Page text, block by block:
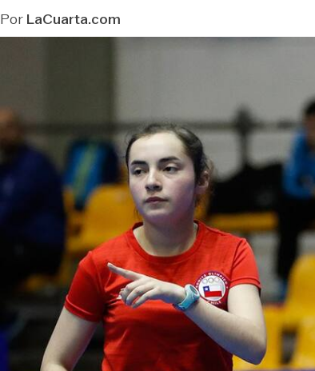
PorLaCuarta.com